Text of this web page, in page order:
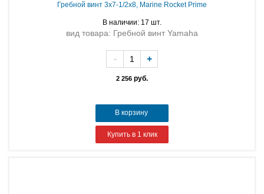
Гребной винт 3x7-1/2x8, Marine Rocket Prime
В наличии: 17 шт.
вид товара: Гребной винт Yamaha
2 256 руб.
- +
В корзину
Купить в 1 клик